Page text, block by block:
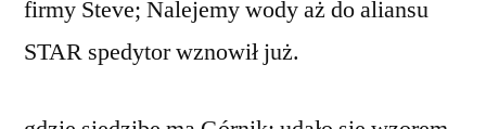
firmy Steve; Nalejemy wody aż do aliansu
STAR spedytor wznowił już.